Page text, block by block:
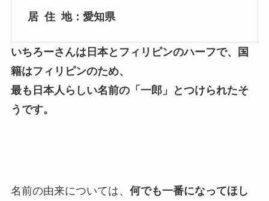
居 住 地：愛知県
いちろーさんは日本とフィリピンのハーフで、
国
籍はフィリピンのため、
最も日本人らしい名前の「一郎」とつけられたそ
うです。
名前の由来については、 何でも一番になってほし